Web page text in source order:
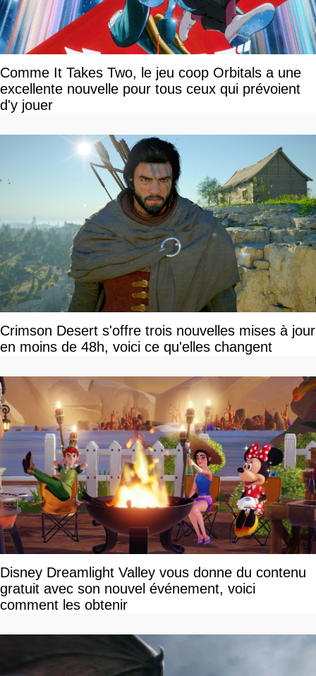
Comme It Takes Two, le jeu coop Orbitals a une
excellente nouvelle pour tous ceux qui prévoient
d'y jouer
Crimson Desert s'offre trois nouvelles mises à jour
en moins de 48h, voici ce qu'elles changent
Disney Dreamlight Valley vous donne du contenu
gratuit avec son nouvel événement, voici
comment les obtenir